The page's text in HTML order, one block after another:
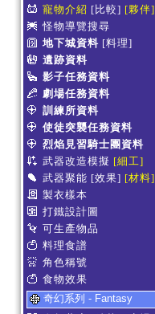
寵物介紹 [比較] [夥伴]
怪物導覽搜尋
地下城資料 [料理]
遺跡資料
影子任務資料
劇場任務資料
訓練所資料
使徒突襲任務資料
烈焰見習騎士團資料
武器改造模擬 [細工]
武器聚能 [效果] [材料]
製衣樣本
打鐵設計圖
可生產物品
料理食譜
角色稱號
食物效果
奇幻系列 - Fantasy